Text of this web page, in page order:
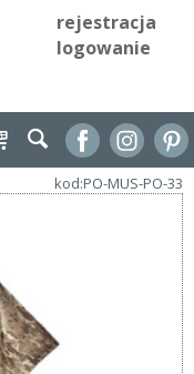
rejestracja
logowanie
kod:PO-MUS-PO-33